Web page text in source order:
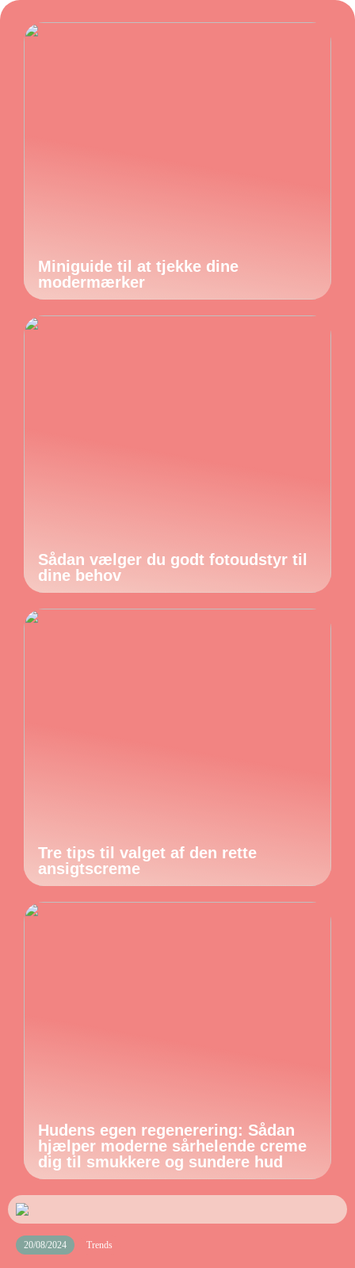
Miniguide til at tjekke dine
modermærker
Sådan vælger du godt fotoudstyr til
dine behov
Tre tips til valget af den rette
ansigtscreme
Hudens egen regenerering: Sådan
hjælper moderne sårhelende creme
dig til smukkere og sundere hud
20/08/2024 Trends